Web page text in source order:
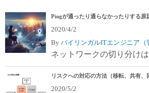
Pingが通ったり通らなかったりする原
2020/4/2
By バイリンガルITエンジニア（
ネットワークの切り分け
リスクへの対応の方法（移転、共有、
2020/5/2